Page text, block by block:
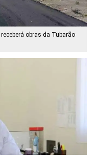
obras da Tubarão